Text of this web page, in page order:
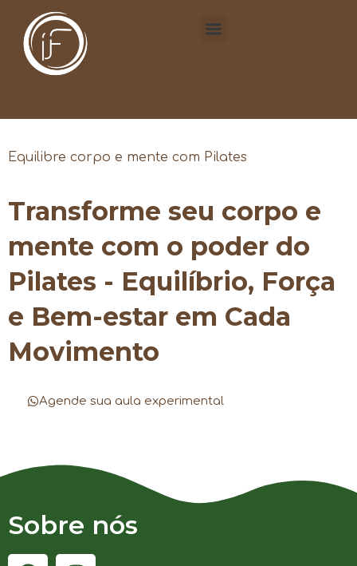
Equilibre corpo e mente com Pilates
Transforme seu corpo e
mente com o poder do
Pilates - Equilíbrio, Força
e Bem-estar em Cada
Movimento
Agende sua aula experimental
Sobre nós